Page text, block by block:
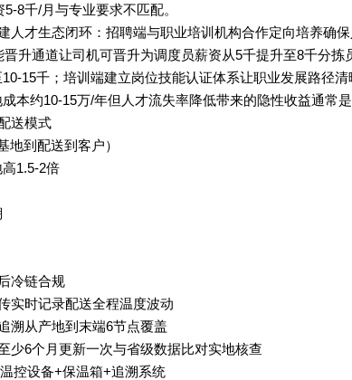
8千/月与专业要求不匹配。
人才生态闭环：招聘端与职业培训机构合作定向培养确
升通道让司机可晋升为调度员薪资从5千提升至8千分
15千；培训端建立岗位技能认证体系让职业发展路径
本约10-15万/年但人才流失率降低带来的隐性收益通常是
送模式
地到配送到客户）
1.5-2倍
冷链合规
实时记录配送全程温度波动
溯从产地到末端6节点覆盖
少6个月更新一次与省级数据比对实地核查
控设备+保温箱+追溯系统